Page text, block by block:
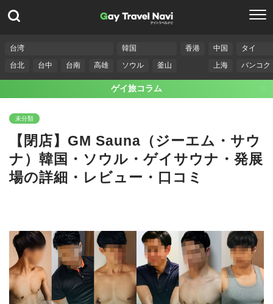
台湾
台北
台中 台南 高雄
韓国
ソウル
釜山
香港
中国
上海
タイ
バンコク
ゲイ旅コラム
未分類
【閉店】GM Sauna（ジーエム・サウ
ナ）韓国・ソウル・ゲイサウナ・発展
場の詳細・レビュー・口コミ